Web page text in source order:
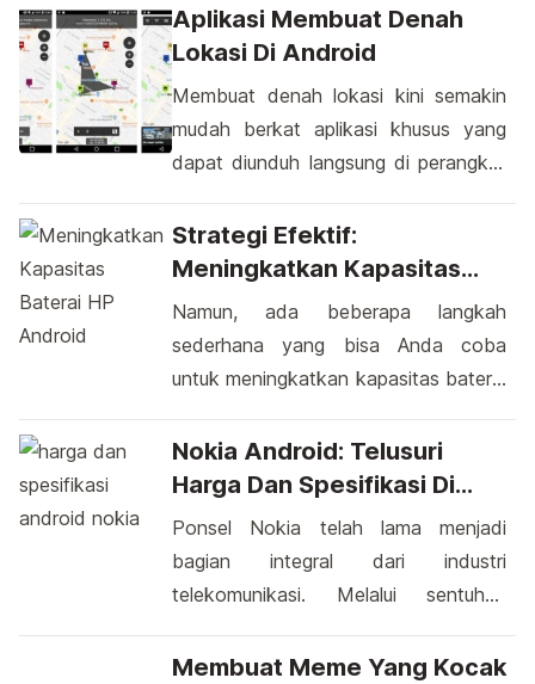
yang tidak lagi diperlukan adalah
tindakan bijak untuk menjaga kinerja
file yang aman untuk dihapus dan
yang sebaiknya dijaga. Dalam
terutama saat mencoba
membersihkan penyimpanan, […]
Aplikasi Membuat Denah
Lokasi Di Android
Membuat denah lokasi kini semakin
mudah berkat aplikasi khusus yang
dapat diunduh langsung di perangkat
kemudahan bagi pengguna untuk
merancang dan memetakan suatu
Dengan beragam fitur intuitif,
pengguna dapat dengan mudah
menyesuaikan skala, menambahkan
mengukur jarak antar titik. Membuat
denah lokasi […]
Strategi Efektif:
Meningkatkan Kapasitas
Baterai HP Android Anda
Namun, ada beberapa langkah
sederhana yang bisa Anda coba
untuk meningkatkan kapasitas baterai
perhatikan kecerahan layar. Layar
cerah dapat menguras baterai dengan
digunakan seperti GPS, Bluetooth,
dan Wi-Fi ketika tidak diperlukan.
lama. Periksa aplikasi yang berjalan di
Nokia Android: Telusuri
Harga Dan Spesifikasi Di
2023
Ponsel Nokia telah lama menjadi
bagian integral dari industri
telekomunikasi. Melalui sentuhan
perusahaan ini telah meluncurkan
Membuat Meme Yang Kocak